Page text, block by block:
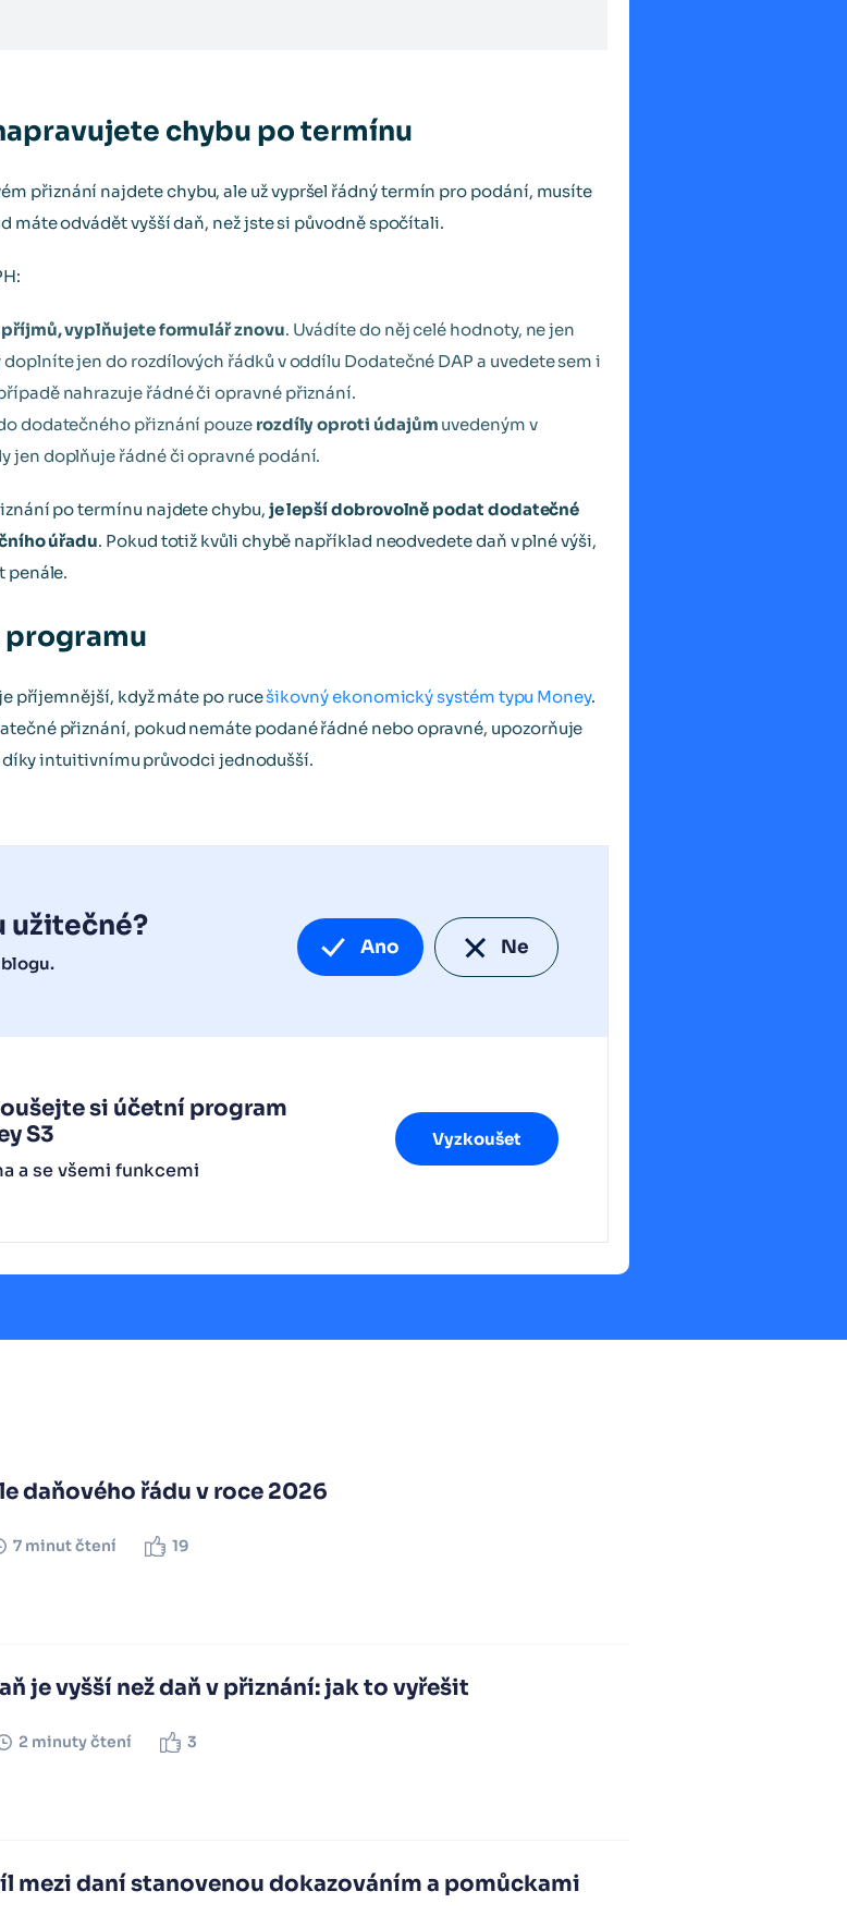
chybu po termínu
přiznání najdete chybu, ale už vypršel řádný termín pro podání, musíte
máte odvádět vyšší daň, než jste si původně spočítali.
vyplňujete formulář znovu. Uvádíte do něj celé hodnoty, ne jen
jen do rozdílových řádků v oddílu Dodatečné DAP a uvedete sem i
nahrazuje řádné či opravné přiznání.
dodatečného přiznání pouze rozdíly oproti údajům uvedeným v
jen doplňuje řádné či opravné podání.
po termínu najdete chybu, je lepší dobrovolně podat dodatečné
úřadu. Pokud totiž kvůli chybě například neodvedete daň v plné výši,
penále.
programu
příjemnější, když máte po rucešikovný ekonomický systém typu Money.
přiznání, pokud nemáte podané řádné nebo opravné, upozorňuje
díky intuitivnímu průvodci jednodušší.
užitečné?
Ano Ne
si účetní program
S3
a se všemi funkcemi
Vyzkoušet
daňového řádu v roce 2026
7 minut čtení 19
je vyšší než daň v přiznání: jak to vyřešit
2 minuty čtení 3
mezi daní stanovenou dokazováním a pomůckami